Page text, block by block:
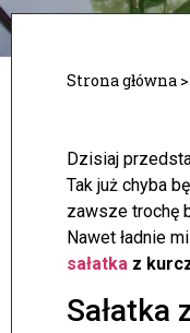
Strona główna >
Dzisiaj
Tak już chyba
zawsze trochę
Nawet ładnie
sałatka z
Sałatka